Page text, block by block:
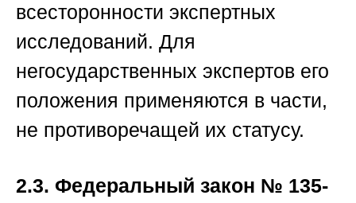
всесторонности экспертных
исследований. Для
негосударственных экспертов его
положения применяются в части,
не противоречащей их статусу.
2.3. Федеральный закон № 135-